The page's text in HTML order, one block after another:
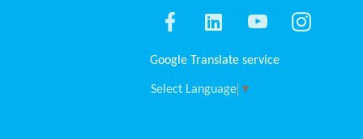
Google Translate service
Select Language ▼